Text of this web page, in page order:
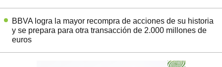
BBVA logra la mayor recompra de acciones de su historia
y se prepara para otra transacción de 2.000 millones de
euros